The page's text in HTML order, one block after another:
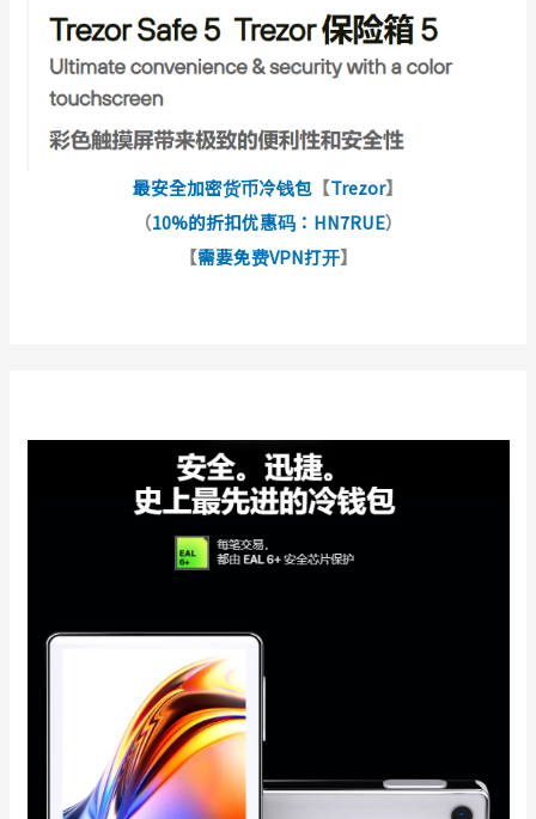
最安全加密货币冷钱包 【Trezor】
（10%的折扣优惠码：HN7RUE）
【需要免费VPN打开】